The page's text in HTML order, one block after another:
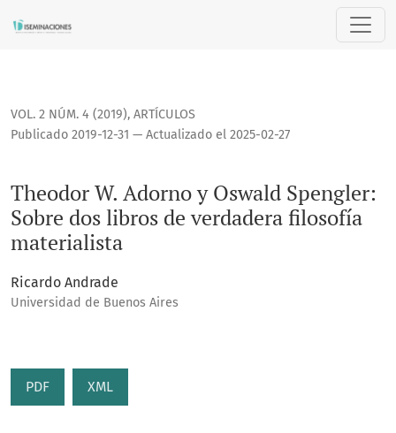
Theodor W. Adorno y Oswald Spengler: Sobre dos libros
VOL. 2 NÚM. 4 (2019), ARTÍCULOS
Theodor W. Adorno y Oswald Spengler:
Sobre dos libros de verdadera filosofía
materialista
Publicado 2019-12-31 — Actualizado el 2025-02-27
Ricardo Andrade
Universidad de Buenos Aires
PDF XML